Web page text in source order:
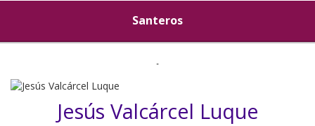
Santeros
Jesús Valcárcel Luque